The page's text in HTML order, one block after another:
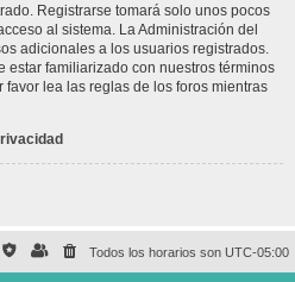
Registrarse tomará solo unos pocos
al sistema. La Administración del
adicionales a los usuarios registrados.
estar familiarizado con nuestros términos
lea las reglas de los foros mientras
Todos los horarios son UTC-05:00